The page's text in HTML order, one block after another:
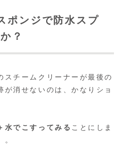
ポンジで防水スプ
？
スチームクリーナーが最後の
が消せないのは、かなりショ
水でこすってみる ことにしま